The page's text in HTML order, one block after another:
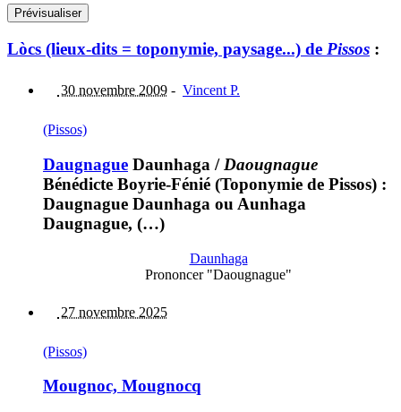
Lòcs (lieux-dits = toponymie, paysage...) de Pissos :
30 novembre 2009 - Vincent P.
(Pissos)
Daugnague Daunhaga / Daougnague
Bénédicte Boyrie-Fénié (Toponymie de Pissos) :
Daugnague Daunhaga ou Aunhaga
Daugnague, (…)
Daunhaga
Prononcer "Daougnague"
27 novembre 2025
(Pissos)
Mougnoc, Mougnocq